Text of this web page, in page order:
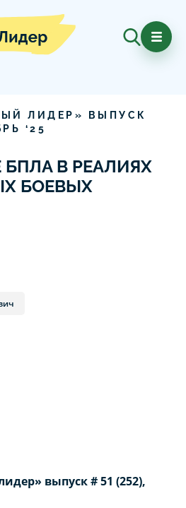
ЛИДЕР» ВЫПУСК
‘25
В РЕАЛИЯХ
БОЕВЫХ
выпуск # 51 (252),